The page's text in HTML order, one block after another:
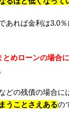
あれば金利は3.0
とめローンの場合
の残債の場合に
うことさえあるの